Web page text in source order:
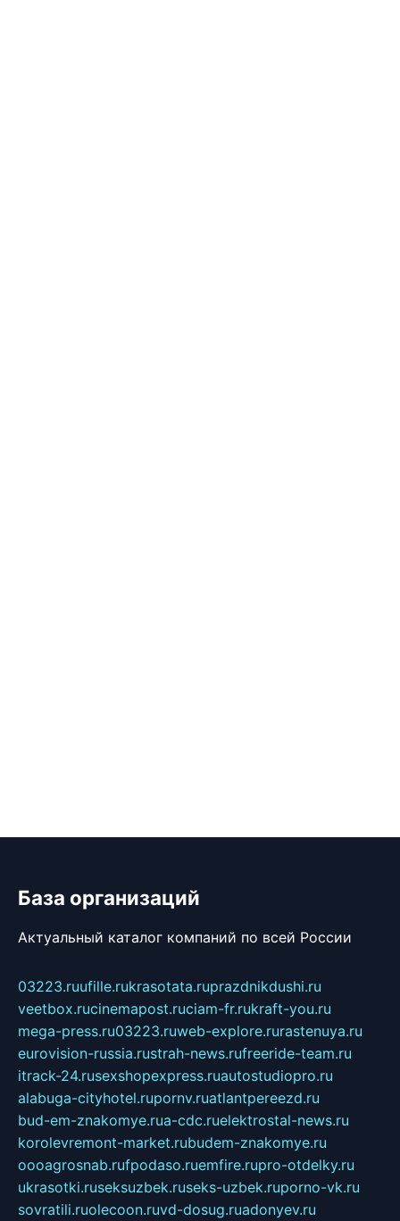
База организаций
Актуальный каталог компаний по всей России
03223.ruufille.rukrasotata.ruprazdnikdushi.ru
veetbox.rucinemapost.ruciam-fr.rukraft-you.ru
mega-press.ru03223.ruweb-explore.rurastenuya.ru
eurovision-russia.rustrah-news.rufreeride-team.ru
itrack-24.rusexshopexpress.ruautostudiopro.ru
alabuga-cityhotel.rupornv.ruatlantpereezd.ru
bud-em-znakomye.rua-cdc.ruelektrostal-news.ru
korolevremont-market.rubudem-znakomye.ru
oooagrosnab.rufpodaso.ruemfire.rupro-otdelky.ru
ukrasotki.ruseksuzbek.ruseks-uzbek.ruporno-vk.ru
sovratili.ruolecoon.ruvd-dosug.ruadonyev.ru